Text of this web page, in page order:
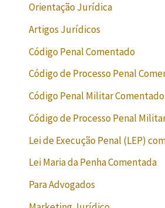
Orientação Jurídica
Artigos Jurídicos
Código Penal Comentado
Código de Processo Penal
Código Penal Militar Comentado
Código de Processo Penal
Lei de Execução Penal (LEP)
Lei Maria da Penha Comentada
Para Advogados